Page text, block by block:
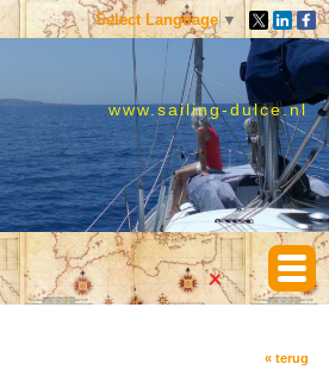
Select Language ▼
www.sailing-dulce.nl
« terug